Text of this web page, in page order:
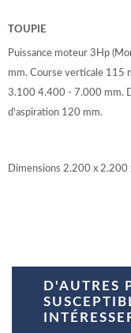
TOUPIE
Puissance moteur 3Hp
mm. Course verticale 115
3.100 4.400 - 7.000 mm.
d'aspiration 120 mm.
Dimensions 2.200 x
D'AUTRES